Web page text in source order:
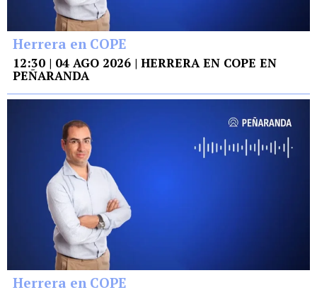
Herrera en COPE
12:30 | 04 AGO 2026 | HERRERA EN COPE EN
PEÑARANDA
Herrera en COPE